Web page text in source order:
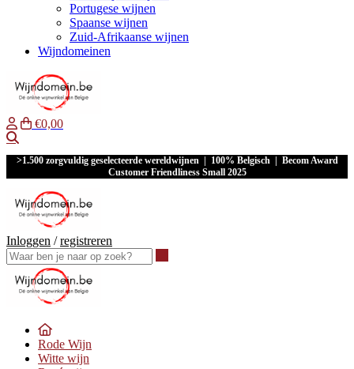
Portugese wijnen
Spaanse wijnen
Zuid-Afrikaanse wijnen
Wijndomeinen
€0,00
>1.500 zorgvuldig geselecteerde wereldwijnen | 100% Belgisch | Becom Award
Customer Friendliness Small 2025
Inloggen /registreren
Rode Wijn
Witte wijn